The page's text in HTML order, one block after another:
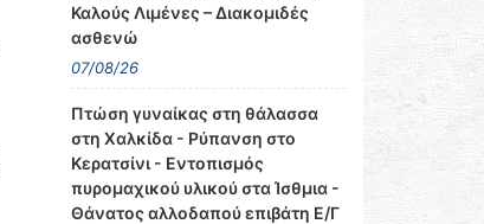
Καλούς Λιμένες – Διακομιδές
ασθενώ
07/08/26
Πτώση γυναίκας στη θάλασσα
στη Χαλκίδα - Ρύπανση στο
Κερατσίνι - Εντοπισμός
πυρομαχικού υλικού στα Ίσθμια -
Θάνατος αλλοδαπού επιβάτη Ε/Γ